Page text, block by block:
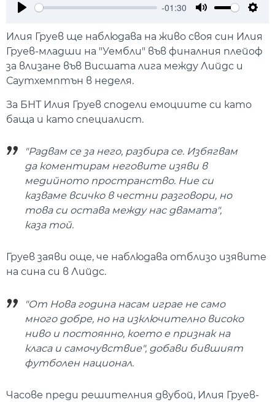
-01:30
Илия Груев ще наблюдава на живо своя син Илия
Груев-младши на "Уембли" във финалния плейоф
за влизане във Висшата лига между Лийдс и
Саутхемптън в неделя.
За БНТ Илия Груев сподели емоциите си като
баща и като специалист.
"Радвам се за него, разбира се. Избягвам
да коментирам неговите изяви в
медийното пространство. Ние си
казваме всичко в честни разговори, но
това си остава между нас двамата",
каза той.
Груев заяви още, че наблюдава отблизо изявите
на сина си в Лийдс.
"От Нова година насам играе не само
много добре, но на изключително високо
ниво и постоянно, което е признак на
класа и самочувствие", добави бившият
футболен национал.
Часове преди решителния двубой, Илия Груев-